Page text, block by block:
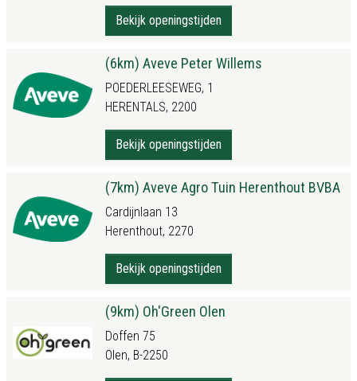
Bekijk openingstijden
(6km) Aveve Peter Willems
POEDERLEESEWEG, 1
HERENTALS, 2200
Bekijk openingstijden
(7km) Aveve Agro Tuin Herenthout BVBA
Cardijnlaan 13
Herenthout, 2270
Bekijk openingstijden
(9km) Oh'Green Olen
Doffen 75
Olen, B-2250